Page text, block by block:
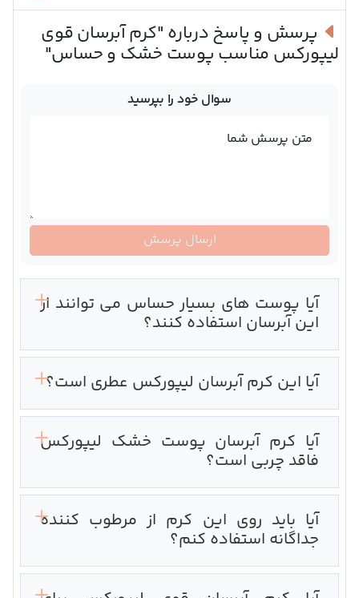
پرسش و پاسخ درباره "کرم آبرسان قوی
لیپورکس مناسب پوست خشک و حساس"
آیا پوست های بسیار حساس می توانند از
این آبرسان استفاده کنند؟
آیا این کرم آبرسان لیپورکس عطری است؟
آیا کرم آبرسان پوست خشک لیپورکس
فاقد چربی است؟
آیا باید روی این کرم از مرطوب کننده
جداگانه استفاده کنم؟
سوال خود را بپرسید
متن پرسش شما
ارسال پرسش